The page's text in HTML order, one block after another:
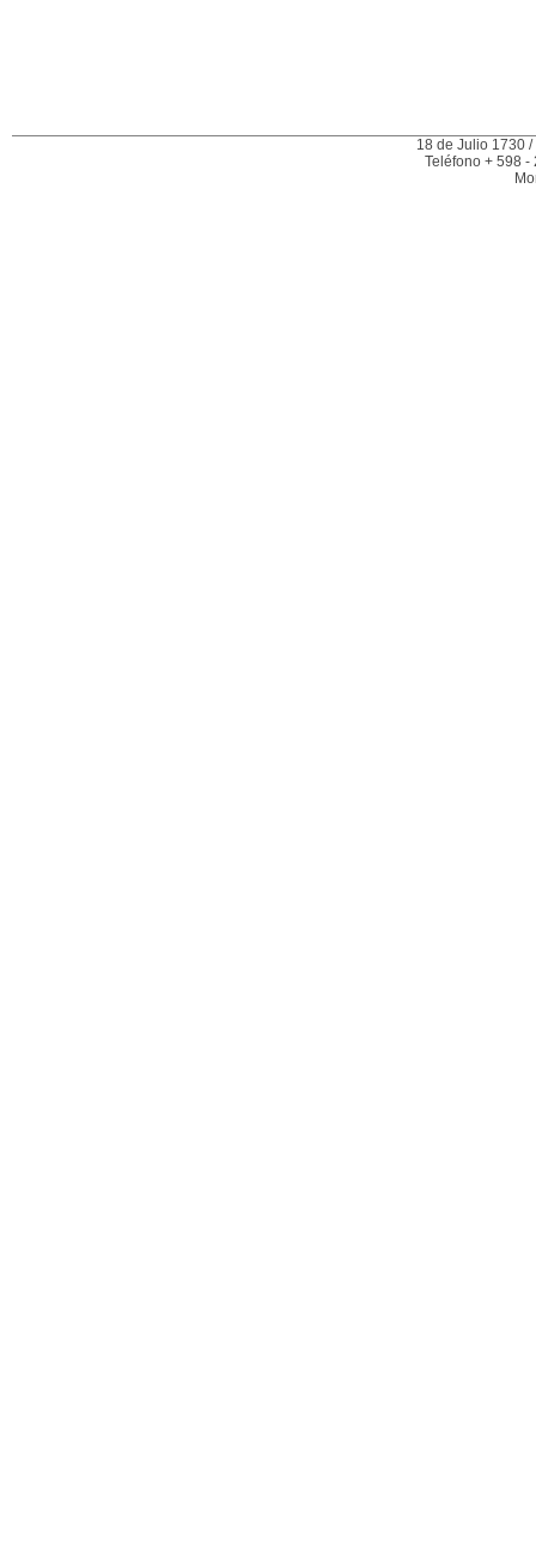
18 de Julio 1730
Teléfono + 598 -